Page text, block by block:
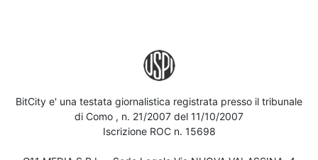
BitCity e' una testata giornalistica registrata presso il tribunale
di Como , n. 21/2007 del 11/10/2007
Iscrizione ROC n. 15698